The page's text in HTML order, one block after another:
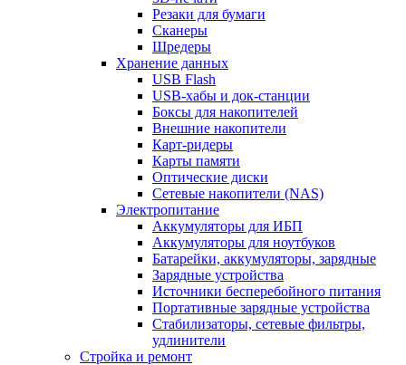
Резаки для бумаги
Сканеры
Шредеры
Хранение данных
USB Flash
USB-хабы и док-станции
Боксы для накопителей
Внешние накопители
Карт-ридеры
Карты памяти
Оптические диски
Сетевые накопители (NAS)
Электропитание
Аккумуляторы для ИБП
Аккумуляторы для ноутбуков
Батарейки, аккумуляторы, зарядные
Зарядные устройства
Источники бесперебойного питания
Портативные зарядные устройства
Стабилизаторы, сетевые фильтры,
удлинители
Стройка и ремонт